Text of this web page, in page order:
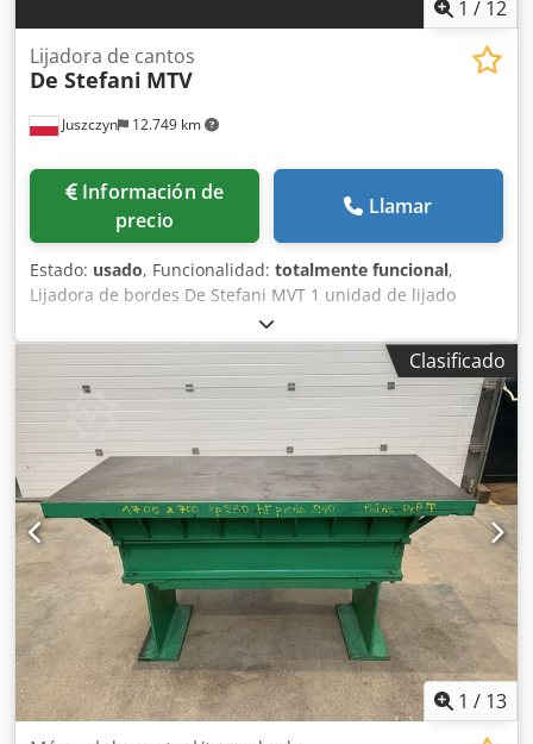
1 / 12
Juszczyn 12.749 km
Lijadora de cantos
De Stefani MTV
Información de
precio
Llamar
Estado: usado, Funcionalidad: totalmente funcional,
Lijadora de bordes De Stefani MVT 1 unidad de lijado
Altura máxima de la pieza: 100 mm Dksdpjznu D Refx An
Eor Motor de la unidad de lijado: 2,5 kW Unidad de lijado
con sistema de autoafilado Ajuste manual de la unidad de
lijado Ajuste manual del ángulo de la unidad Unidad de
lijado con oscilación Velocidad de avance regulable
mediante variador Motor de avance de 0,74 kW
Clasificado
1 / 13